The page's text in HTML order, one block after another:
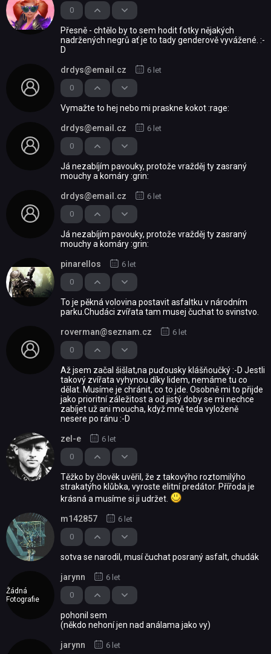
0
Přesně - chtělo by to sem hodit fotky nějakých
nadržených negrů ať je to tady genderově vyvážené. :-
D
0
drdys@email.cz 6 let
Vymažte to hej nebo mi praskne kokot :rage:
0
drdys@email.cz 6 let
Já nezabíjím pavouky, protože vražděj ty zasraný
mouchy a komáry :grin:
0
drdys@email.cz 6 let
Já nezabíjím pavouky, protože vražděj ty zasraný
mouchy a komáry :grin:
0
pinarellos 6 let
To je pěkná volovina postavit asfaltku v národním
parku.Chudáci zvířata tam musej čuchat to svinstvo.
0
roverman@seznam.cz 6 let
Až jsem začal šišlat,na puďousky klášňoučký :-D Jestli
takový zvířata vyhynou díky lidem, nemáme tu co
dělat. Musíme je chránit, co to jde. Osobně mi to přijde
jako prioritní záležitost a od jistý doby se mi nechce
zabíjet už ani moucha, když mně teda vyloženě
nesere po ránu :-D
0
zel-e 6 let
Těžko by člověk uvěřil, že z takovýho roztomilýho
strakatýho klůbka, vyroste elitní predátor. Přířoda je
krásná a musíme si ji udržet.
0
m142857 6 let
sotva se narodil, musí čuchat posraný asfalt, chudák
Žádná
Fotografie
0
jarynn 6 let
pohonil sem
(někdo nehoní jen nad análama jako vy)
jarynn 6 let